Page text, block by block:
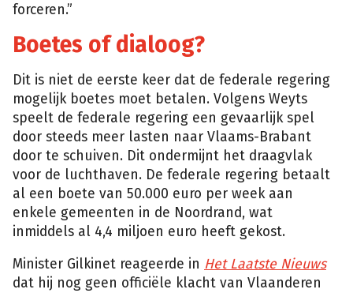
forceren.”
Boetes of dialoog?
Dit is niet de eerste keer dat de federale regering
mogelijk boetes moet betalen. Volgens Weyts
speelt de federale regering een gevaarlijk spel
door steeds meer lasten naar Vlaams-Brabant
door te schuiven. Dit ondermijnt het draagvlak
voor de luchthaven. De federale regering betaalt
al een boete van 50.000 euro per week aan
enkele gemeenten in de Noordrand, wat
inmiddels al 4,4 miljoen euro heeft gekost.
Minister Gilkinet reageerde in Het Laatste Nieuws
dat hij nog geen officiële klacht van Vlaanderen